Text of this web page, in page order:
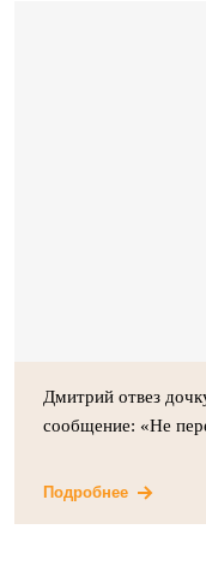
Дмитрий отвез
сообщение: «Не
Подробнее